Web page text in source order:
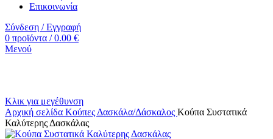
Επικοινωνία
Σύνδεση / Εγγραφή
0 προϊόντα / 0.00 €
Μενού
Κλικ για μεγέθυνση
Αρχική σελίδα Κούπες Δασκάλα/Δάσκαλος Κούπα Συστατικά
Καλύτερης Δασκάλας